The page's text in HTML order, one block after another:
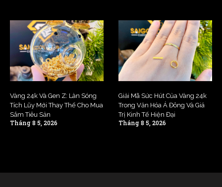
Vàng 24k Và Gen Z: Làn Sóng
Tích Lũy Mới Thay Thế Cho Mua
Sắm Tiêu Sản
Tháng 8 5, 2026
Giải Mã Sức Hút Của Vàng 24k
Trong Văn Hóa Á Đông Và Giá
Trị Kinh Tế Hiện Đại
Tháng 8 5, 2026